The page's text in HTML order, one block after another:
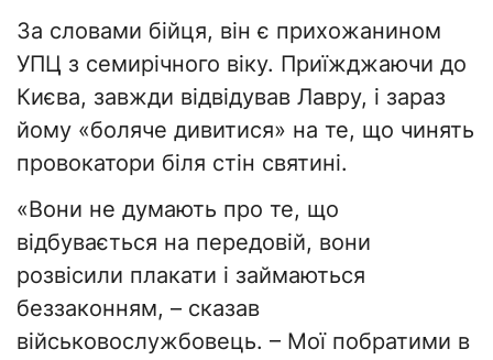
За словами бійця, він є прихожанином
УПЦ з семирічного віку. Приїжджаючи до
Києва, завжди відвідував Лавру, і зараз
йому «боляче дивитися» на те, що чинять
провокатори біля стін святині.
«Вони не думають про те, що
відбувається на передовій, вони
розвісили плакати і займаються
беззаконням, – сказав
військовослужбовець. – Мої побратими в